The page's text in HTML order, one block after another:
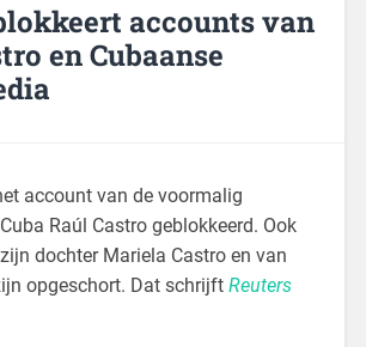
accounts van
en Cubaanse
account van de voormalig
Raúl Castro geblokkeerd. Ook
dochter Mariela Castro en van
opgeschort. Dat schrijft Reuters